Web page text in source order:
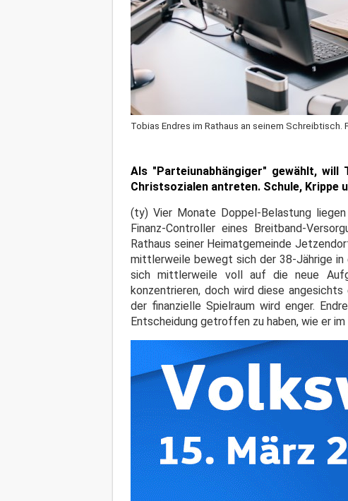
Tobias Endres im Rathaus an seinem Schreibtisch.
Als "Parteiunabhängiger" gewählt,
Christsozialen antreten. Schule, Krippe
(ty) Vier Monate Doppel-Belastung
Finanz-Controller eines Breitband-
Rathaus seiner Heimatgemeinde
mittlerweile bewegt sich der 38-Jährige in
sich mittlerweile voll auf die neue
konzentrieren, doch wird diese
der finanzielle Spielraum wird enger.
Entscheidung getroffen zu haben, wie er